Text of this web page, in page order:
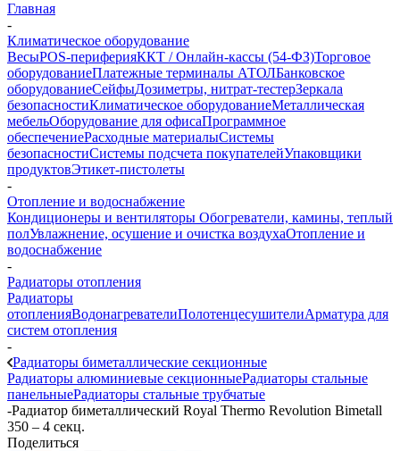
Главная
-
Климатическое оборудование
ВесыPOS-периферияККТ / Онлайн-кассы (54-ФЗ)Торговое
оборудованиеПлатежные терминалы АТОЛБанковское
оборудованиеСейфыДозиметры, нитрат-тестерЗеркала
безопасностиКлиматическое оборудованиеМеталлическая
мебельОборудование для офисаПрограммное
обеспечениеРасходные материалыСистемы
безопасностиСистемы подсчета покупателейУпаковщики
продуктовЭтикет-пистолеты
-
Отопление и водоснабжение
Кондиционеры и вентиляторы Обогреватели, камины, теплый
полУвлажнение, осушение и очистка воздухаОтопление и
водоснабжение
-
Радиаторы отопления
Радиаторы
отопленияВодонагревателиПолотенцесушителиАрматура для
систем отопления
-
Радиаторы биметаллические секционные
Радиаторы алюминиевые секционныеРадиаторы стальные
панельныеРадиаторы стальные трубчатые
-Радиатор биметаллический Royal Thermo Revolution Bimetall
350 – 4 секц.
Поделиться